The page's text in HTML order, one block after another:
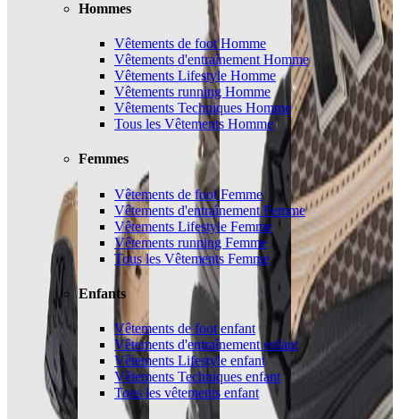
Hommes
Vêtements de foot Homme
Vêtements d'entraînement Homme
Vêtements Lifestyle Homme
Vêtements running Homme
Vêtements Techniques Homme
Tous les Vêtements Homme
Femmes
Vêtements de foot Femme
Vêtements d'entraînement Femme
Vêtements Lifestyle Femme
Vêtements running Femme
Tous les Vêtements Femme
Enfants
Vêtements de foot enfant
Vêtements d'entraînement enfant
Vêtements Lifestyle enfant
Vêtements Techniques enfant
Tous les vêtements enfant